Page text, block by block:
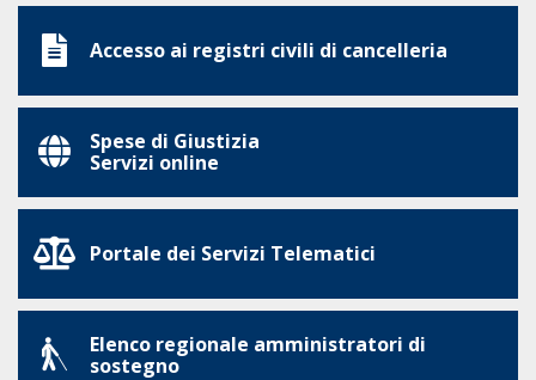
Accesso ai registri civili di cancelleria
Spese di Giustizia
Servizi online
Portale dei Servizi Telematici
Elenco regionale amministratori di
sostegno